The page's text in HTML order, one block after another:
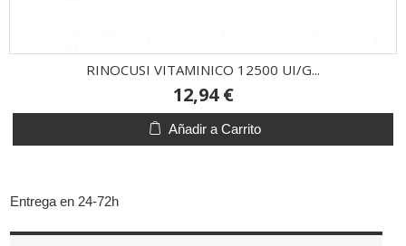
Entrega en 24-72h
RINOCUSI VITAMINICO 12500 UI/G...
12,94 €
Añadir a Carrito